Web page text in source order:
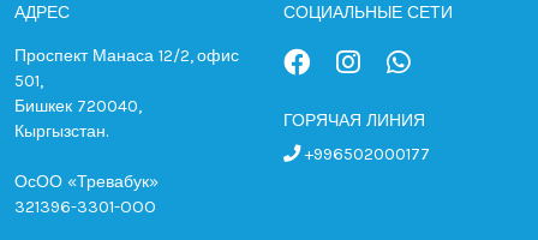
АДРЕС
Проспект Манаса 12/2, офис
501,
Бишкек 720040,
Кыргызстан.
ОсОО «Тревабук»
321396-3301-OOO
СОЦИАЛЬНЫЕ СЕТИ
ГОРЯЧАЯ ЛИНИЯ
+996502000177